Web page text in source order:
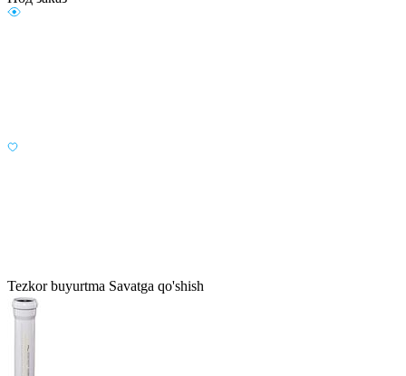
Tezkor buyurtma Savatga qo'shish